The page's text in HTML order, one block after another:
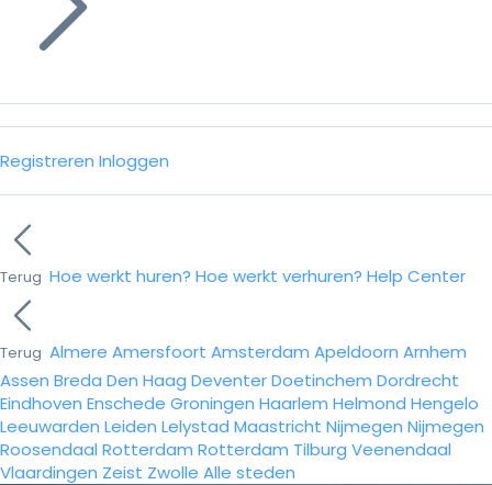
Registreren Inloggen
Terug Hoe werkt huren? Hoe werkt verhuren? Help Center
Terug Almere Amersfoort Amsterdam Apeldoorn Arnhem
Assen Breda Den Haag DeventerDoetinchem Dordrecht
Eindhoven Enschede Groningen Haarlem Helmond Hengelo
Leeuwarden Leiden Lelystad Maastricht Nijmegen Nijmegen
Roosendaal Rotterdam Rotterdam Tilburg Veenendaal
Vlaardingen Zeist Zwolle Alle steden